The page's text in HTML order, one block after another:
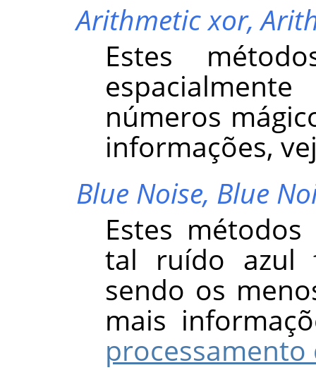
Arithmetic xor,
Estes
números
informações,
Blue Noise, Blue
Estes
tal ruído azul
sendo os
mais